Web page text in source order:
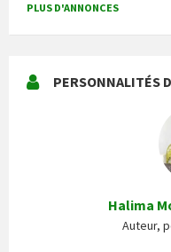
PLUS D'ANNONCES
PERSONNALITÉS
Halima
Auteur,